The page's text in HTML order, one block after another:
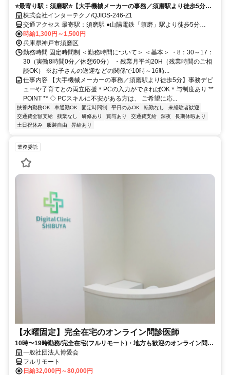
⭐️最寄り駅：須磨駅⭐️【大手機械メーカーの事務／須磨駅より徒歩5分】
事務デビューや子育てとの両立応援＊PCの入力ができればOK＊与制度
あり
株式会社インターテクノ/QJIOS-246-Z1
交通アクセス 最寄駅：須磨駅 ●山陽電鉄「須磨」駅より徒歩5分
時給1,300円～1,500円
兵庫県神戸市須磨区
勤務時間 固定時間制 ＜勤務時間について＞ ＜基本＞ ・8：30～17：
30（実働8時間0分／休憩60分） ・残業月平均20H（残業時間のご相
談OK） ※お子さんの送迎などの関係で10時～16時...
仕事内容 【大手機械メーカーの事務／須磨駅より徒歩5分】事務デビ
ューや子育てとの両立応援＊PCの入力ができればOK＊与制度あり **
POINT ** ◇ PCスキルに不安がある方は、 ご希望に応...
扶養内勤務OK 車通勤OK 固定時間制 平日のみOK 転勤なし
未経験者歓迎
交通費全額支給
残業なし 研修あり 賞与あり 交通費支給 深夜
長期休暇あり
土日祝休み
服装自由 昇給あり
業務委託
【水曜固定】完全在宅のオンライン問診医師
10時〜19時勤務/完全在宅(フルリモート)・地方も歓迎のオンライン問診
業務一般社団法人博愛会
フルリモート
日給32,000円～80,000円